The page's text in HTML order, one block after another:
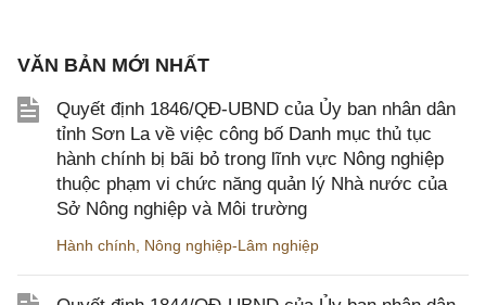
VĂN BẢN MỚI NHẤT
Quyết định 1846/QĐ-UBND của Ủy ban nhân dân
tỉnh Sơn La về việc công bố Danh mục thủ tục
hành chính bị bãi bỏ trong lĩnh vực Nông nghiệp
thuộc phạm vi chức năng quản lý Nhà nước của
Sở Nông nghiệp và Môi trường
Hành chính Nông nghiệp-Lâm nghiệp